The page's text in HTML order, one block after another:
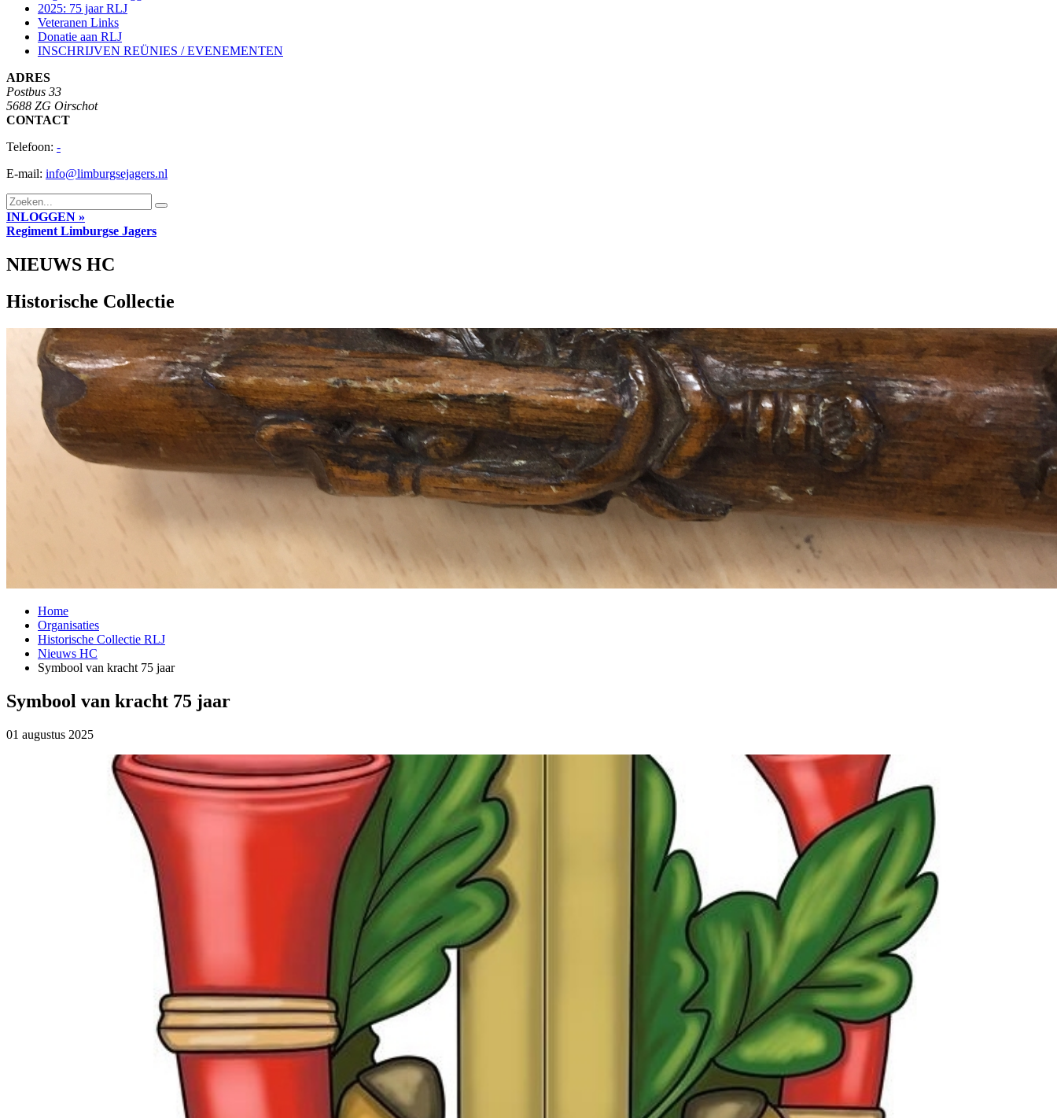
2025: 75 jaar RLJ
Veteranen Links
Donatie aan RLJ
INSCHRIJVEN REÜNIES / EVENEMENTEN
ADRES
Postbus 33
5688 ZG Oirschot
CONTACT
Telefoon: -
E-mail: info@limburgsejagers.nl
INLOGGEN »
Regiment Limburgse Jagers
NIEUWS HC
Historische Collectie
Home
Organisaties
Historische Collectie RLJ
Nieuws HC
Symbool van kracht 75 jaar
Symbool van kracht 75 jaar
01 augustus 2025